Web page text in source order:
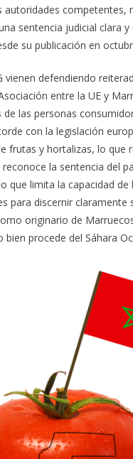
autoridades competentes,
sentencia judicial clara y
su publicación en
vienen defendiendo
entre la UE y
de las personas
con la legislación
frutas y hortalizas, lo que
la sentencia del
que limita la capacidad de
para discernir claramente
originario de
bien procede del Sáhara